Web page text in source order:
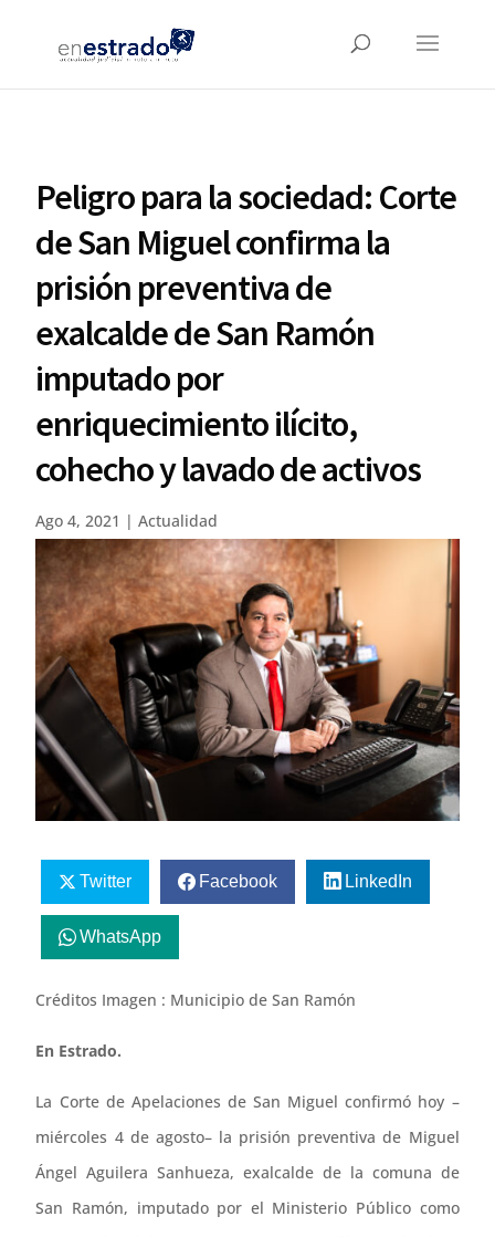
Peligro para la sociedad: Corte
de San Miguel confirma la
prisión preventiva de
exalcalde de San Ramón
imputado por
enriquecimiento ilícito,
cohecho y lavado de activos
Ago 4, 2021 |Actualidad
Twitter Facebook LinkedIn
WhatsApp
Créditos Imagen : Municipio de San Ramón
En Estrado.
La Corte de Apelaciones de San Miguel confirmó hoy –
miércoles 4 de agosto– la prisión preventiva de Miguel
Ángel Aguilera Sanhueza, exalcalde de la comuna de
San Ramón, imputado por el Ministerio Público como